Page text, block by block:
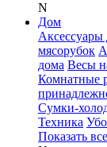
N
Дом
мясорубок
дома Весы
Комнатные
Сумки-
Техника
Показать все